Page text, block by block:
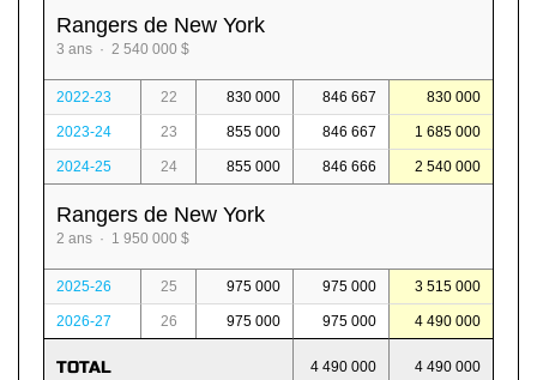
Rangers de New York
3 ans · 2 540 000 $
2022-23 22 830 000 846 667 830 000
2023-24 23 855 000 846 667 1 685 000
2024-25 24 855 000 846 666 2 540 000
Rangers de New York
2 ans · 1 950 000 $
2025-26 25 975 000 975 000 3 515 000
2026-27 26 975 000 975 000 4 490 000
TOTAL 4 490 000 4 490 000